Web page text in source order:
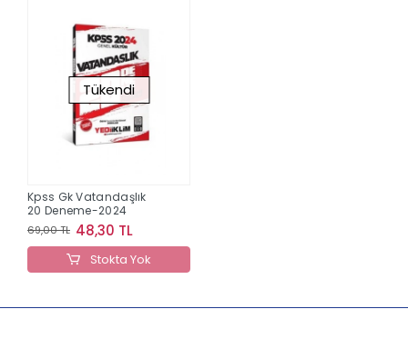
Tükendi
Kpss Gk Vatandaşlık
20 Deneme-2024
69,00 TL 48,30 TL
Stokta Yok